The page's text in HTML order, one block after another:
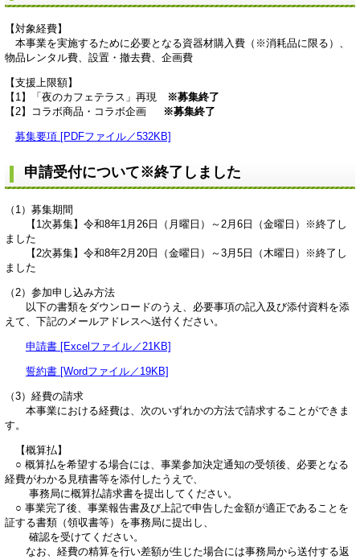
【対象経費】
本事業を実施するために必要となる資器材購入費（※消耗品に限る）、
物品レンタル費、設置・撤去費、企画費
【支援上限額】
【1】「夜のカフェテラス」再現
※募集終了
【2】コラボ商品・コラボ企画
※募集終了
募集要項 [PDFファイル／532KB]
申請受付について※終了しました
（1）募集期間
【1次募集】令和8年1月26日（月曜日）～2月6日（金曜日）※終了し
ました
【2次募集】令和8年2月20日（金曜日）～3月5日（木曜日）※終了し
ました
（2）参加申し込み方法
以下の書類をダウンロードのうえ、必要事項の記入及び添付資料を添
えて、下記のメールアドレスへ送付ください。
申請書 [Excelファイル／21KB]
誓約書 [Wordファイル／19KB]
（3）経費の請求
本事業における経費は、次のいずれかの方法で請求することができま
す。
【概算払】
○ 概算払を希望する場合には、事業参加決定通知の受領後、必要となる
経費がわかる見積書等を添付したうえで、
事務局に概算払請求書を提出してください。
○ 事業完了後、事業報告書及び上記で申告した金額が適正であることを
証する書類（領収書等）を事務局に提出し、
確認を受けてください。
なお、経費の精算を行い差額が生じた場合には事務局から送付する返